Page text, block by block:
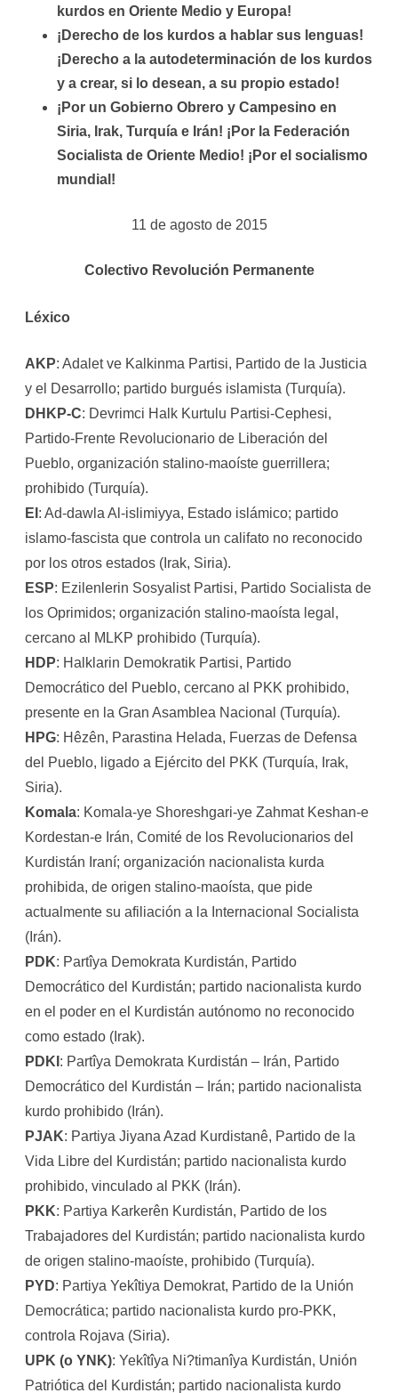
kurdos en Oriente Medio y Europa!
¡Derecho de los kurdos a hablar sus lenguas!
¡Derecho a la autodeterminación de los kurdos
y a crear, si lo desean, a su propio estado!
¡Por un Gobierno Obrero y Campesino en
Siria, Irak, Turquía e Irán! ¡Por la Federación
Socialista de Oriente Medio! ¡Por el socialismo
mundial!
11 de agosto de 2015
Colectivo Revolución Permanente
Léxico
AKP: Adalet ve Kalkinma Partisi, Partido de la Justicia
y el Desarrollo; partido burgués islamista (Turquía).
DHKP-C: Devrimci Halk Kurtulu Partisi-Cephesi,
Partido-Frente Revolucionario de Liberación del
Pueblo, organización stalino-maoíste guerrillera;
prohibido (Turquía).
EI : Ad-dawla Al-islimiyya, Estado islámico; partido
islamo-fascista que controla un califato no reconocido
por los otros estados (Irak, Siria).
ESP: Ezilenlerin Sosyalist Partisi, Partido Socialista de
los Oprimidos; organización stalino-maoísta legal,
cercano al MLKP prohibido (Turquía).
HDP: Halklarin Demokratik Partisi, Partido
Democrático del Pueblo, cercano al PKK prohibido,
presente en la Gran Asamblea Nacional (Turquía).
HPG: Hêzên, Parastina Helada, Fuerzas de Defensa
del Pueblo, ligado a Ejército del PKK (Turquía, Irak,
Siria).
Komala: Komala-ye Shoreshgari-ye Zahmat Keshan-e
Kordestan-e Irán, Comité de los Revolucionarios del
Kurdistán Iraní; organización nacionalista kurda
prohibida, de origen stalino-maoísta, que pide
actualmente su afiliación a la Internacional Socialista
(Irán).
PDK: Partîya Demokrata Kurdistán, Partido
Democrático del Kurdistán; partido nacionalista kurdo
en el poder en el Kurdistán autónomo no reconocido
como estado (Irak).
PDKI : Partîya Demokrata Kurdistán – Irán, Partido
Democrático del Kurdistán – Irán; partido nacionalista
kurdo prohibido (Irán).
PJAK: Partiya Jiyana Azad Kurdistanê, Partido de la
Vida Libre del Kurdistán; partido nacionalista kurdo
prohibido, vinculado al PKK (Irán).
PKK: Partiya Karkerên Kurdistán, Partido de los
Trabajadores del Kurdistán; partido nacionalista kurdo
de origen stalino-maoíste, prohibido (Turquía).
PYD: Partiya Yekîtiya Demokrat, Partido de la Unión
Democrática; partido nacionalista kurdo pro-PKK,
controla Rojava (Siria).
UPK (o YNK): Yekîtîya Ni?timanîya Kurdistán, Unión
Patriótica del Kurdistán; partido nacionalista kurdo